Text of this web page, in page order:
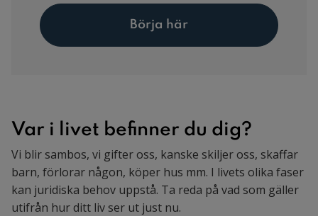
Börja här
Var i livet befinner du dig?
Vi blir sambos, vi gifter oss, kanske skiljer oss, skaffar
barn, förlorar någon, köper hus mm. I livets olika faser
kan juridiska behov uppstå. Ta reda på vad som gäller
utifrån hur ditt liv ser ut just nu.